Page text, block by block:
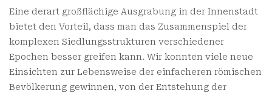
Eine derart großflächige Ausgrabung in der Innenstadt
bietet den Vorteil, dass man das Zusammenspiel der
komplexen Siedlungsstrukturen verschiedener
Epochen besser greifen kann. Wir konnten viele neue
Einsichten zur Lebensweise der einfacheren römischen
Bevölkerung gewinnen, von der Entstehung der